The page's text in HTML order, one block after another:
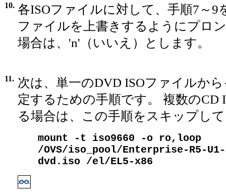
10. 各ISOファイルに対して、手順7～9
ファイルを上書きするようにプロ
場合は、'n'（いいえ）とします。
11. 次は、単一のDVD ISOファイルか
定するための手順です。 複数のCD
る場合は、この手順をスキップし
mount -t iso9660 -o ro,loop
/OVS/iso_pool/Enterprise-R5-
dvd.iso /el/EL5-x86